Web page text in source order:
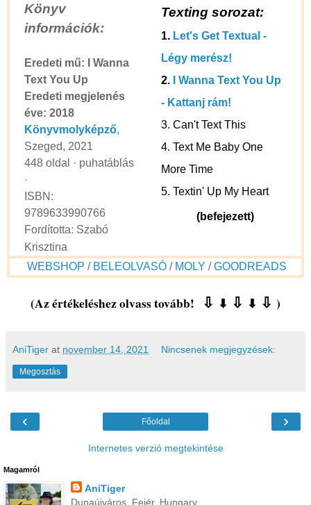
Könyv
információk:
Eredeti mű: I Wanna
Text You Up
Eredeti megjelenés
éve: 2018
Könyvmolyképző,
Szeged, 2021
448 oldal · puhatáblás
·
ISBN:
9789633990766
Fordította: Szabó
Krisztina
Texting sorozat:
1. Let's Get Textual -
Légy merész!
2.
I Wanna Text You Up
- Kattanj rám!
3. Can't Text This
4. Text Me Baby One
More Time
5. Textin' Up My Heart
(befejezett)
WEBSHOP / BELEOLVASÓ / MOLY /GOODREADS
(Az értékeléshez olvass tovább! ⇩ ⬇ ⇩ ⬇ ⇩ )
AniTiger at november 14, 2021 Nincsenek megjegyzések:
Megosztás
‹ ›
Főoldal
Internetes verzió megtekintése
Magamról
AniTiger
Dunaújváros, Fejér, Hungary